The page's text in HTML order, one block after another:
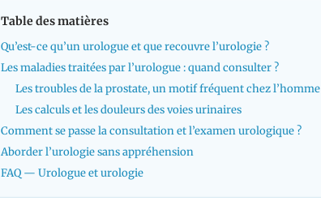
Table des matières
Qu’est-ce qu’un urologue et que recouvre l’urologie ?
Les maladies traitées par l’urologue : quand consulter ?
Les troubles de la prostate, un motif fréquent chez l’homme
Les calculs et les douleurs des voies urinaires
Comment se passe la consultation et l’examen urologique ?
Aborder l’urologie sans appréhension
FAQ — Urologue et urologie